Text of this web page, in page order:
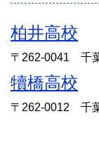
柏井高校
〒262-0041 千
犢橋高校
〒262-0012 千